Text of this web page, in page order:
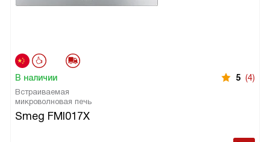
В наличии 5 (4)
Встраиваемая
микроволновая печь
Smeg FMI017X